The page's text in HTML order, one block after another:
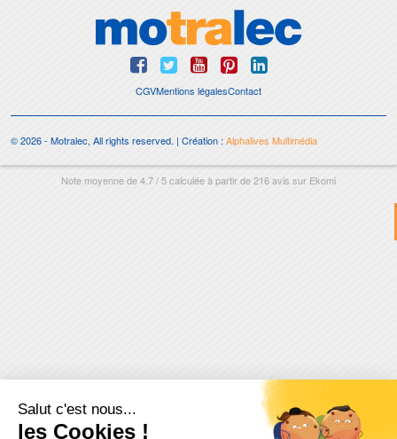
CGVMentions légalesContact
© 2026 - Motralec, All rights reserved. | Création :Alphalives Multimédia
Note moyenne de4.7/5calculée à partir de216avis sur Ekomi